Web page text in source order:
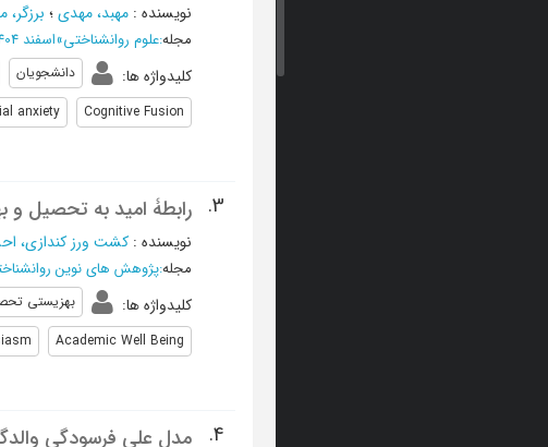
نویسنده : مهبد، مهدی؛ برزگر،
مجله:علوم روانشناختی»اسفند 1404 - شماره 156
کلیدواژه ها: دانشجویان
Cognitive Fusion
anxiety
3. رابطۀ امید به تحصیل
نویسنده : کشت ‌ورز کندازی،
مجله:پژوهش های نوین
کلیدواژه ها: بهزیستی
Academic Well Being
4.
مدل علی فرسودگی